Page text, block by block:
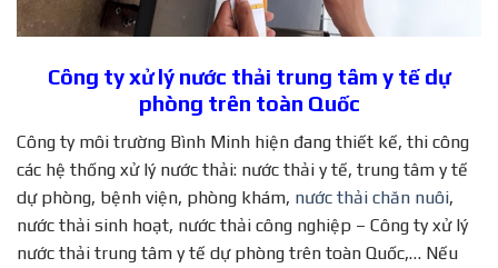
Công ty xử lý nước thải trung tâm y tế dự
phòng trên toàn Quốc
Công ty môi trường Bình Minh hiện đang thiết kế, thi công
các hệ thống xử lý nước thải: nước thải y tế, trung tâm y tế
dự phòng, bệnh viện, phòng khám, nước thải chăn nuôi,
nước thải sinh hoạt, nước thải công nghiệp – Công ty xử lý
nước thải trung tâm y tế dự phòng trên toàn Quốc,… Nếu